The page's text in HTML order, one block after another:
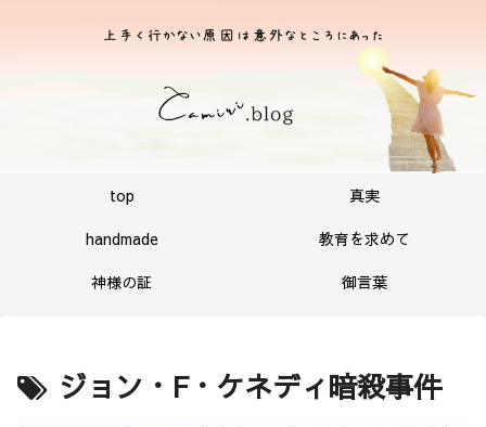
top
真実
handmade
教育を求めて
神様の証
御言葉
ジョン・F・ケネディ暗殺事件